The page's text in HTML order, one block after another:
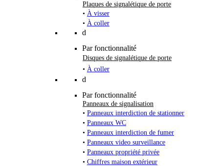
Plaques de signalétique de porte
• À visser
• À coller
d
Par fonctionnalité
Disques de signalétique de porte
• À coller
d
Par fonctionnalité
Panneaux de signalisation
• Panneaux interdiction de stationner
• Panneaux WC
• Panneaux interdiction de fumer
• Panneaux video surveillance
• Panneaux propriété privée
• Chiffres maison extérieur